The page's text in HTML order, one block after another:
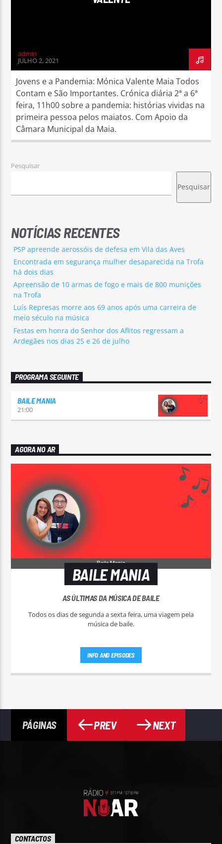
admin
JULHO 2, 2021
Jovens e a Pandemia: Mónica Valente Maia Todos
Contam e São Importantes. Crónica diária 2ª a 6ª
feira, 11h00 sobre a pandemia: histórias vividas na
primeira pessoa pelos maiatos. Com Apoio da
Câmara Municipal da Maia.
Pesquisar
Pesquisar
NOTÍCIAS RECENTES
PSP apreende aerossóis de defesa em Vila das Aves
Encontrada em segurança mulher desaparecida na Trofa
há dois dias
Apreensão de 10 armas de fogo e mais de 800 munições
na Trofa
Luís Represas morre aos 69 anos após uma carreira de
meio século na música
Festas em honra do Senhor dos Aflitos regressam a
Ardegães nos dias 25 e 26 de julho
PROGRAMA SEGUINTE
BAILE MANIA
21:00
AGORA NO AR
BAILE MANIA
AS ÚLTIMAS DA MÚSICA DE BAILE
Todos os dias de segunda a sexta feira, uma viagem pela
música de baile.
INFO AND EPISODES
PÁGINAS PREV NEXT
CONTACTOS